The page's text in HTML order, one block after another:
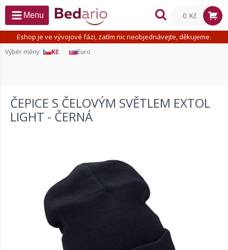
Eshop je ve vývojové fázi, zatím nic neobjednávejte, děkujeme.
Výběr měny: Kč Euro
Menu 0 Kč
ČEPICE S ČELOVÝM SVĚTLEM EXTOL
LIGHT - ČERNÁ